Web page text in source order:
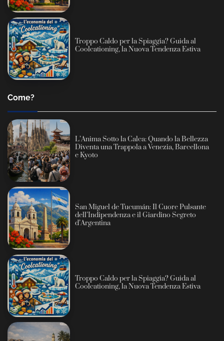
Troppo Caldo per la Spiaggia? Guida al
Coolcationing, la Nuova Tendenza Estiva
Come?
L’Anima Sotto la Calca: Quando la Bellezza
Diventa una Trappola a Venezia, Barcellona
e Kyoto
San Miguel de Tucumán: Il Cuore Pulsante
dell’Indipendenza e il Giardino Segreto
d’Argentina
Troppo Caldo per la Spiaggia? Guida al
Coolcationing, la Nuova Tendenza Estiva